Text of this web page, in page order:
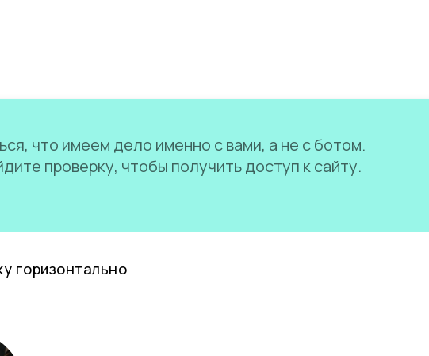
что имеем дело именно с вами, а не с ботом.
проверку, чтобы получить доступ к сайту.
горизонтально